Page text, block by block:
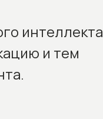
интеллекта
и тем